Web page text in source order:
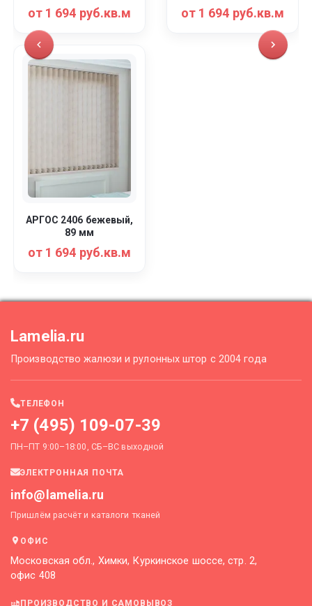
от 1 694 руб.кв.м от 1 694 руб.кв.м
АРГОС 2406 бежевый,
89 мм
от 1 694 руб.кв.м
Lamelia.ru
Производство жалюзи и рулонных штор с 2004 года
ТЕЛЕФОН
+7 (495) 109-07-39
ПН–ПТ 9:00–18:00, СБ–ВС выходной
ЭЛЕКТРОННАЯ ПОЧТА
info@lamelia.ru
Пришлём расчёт и каталоги тканей
ОФИС
Московская обл., Химки, Куркинское шоссе, стр. 2,
офис 408
ПРОИЗВОДСТВО И САМОВЫВОЗ